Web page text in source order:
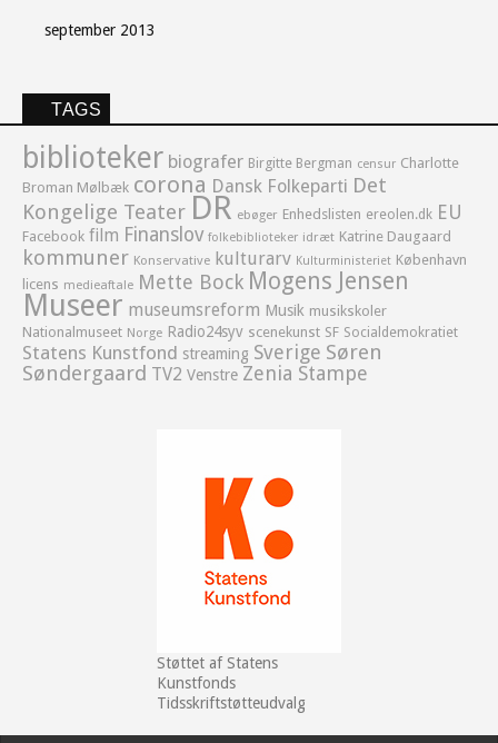
september 2013
TAGS
biblioteker biografer Birgitte Bergman censur Charlotte
Broman Mølbæk corona Dansk Folkeparti Det
Kongelige Teater DR ebøger Enhedslisten ereolen.dk EU
Facebook film Finanslov folkebiblioteker idræt Katrine Daugaard
kommuner Konservative kulturarv Kulturministeriet København
licens medieaftale Mette Bock Mogens Jensen
Museer museumsreform Musik musikskoler
Nationalmuseet Norge Radio24syv scenekunst SF Socialdemokratiet
Statens Kunstfond streaming Sverige Søren
Søndergaard TV2 Venstre Zenia Stampe
Støttet af Statens
Kunstfonds
Tidsskriftstøtteudvalg